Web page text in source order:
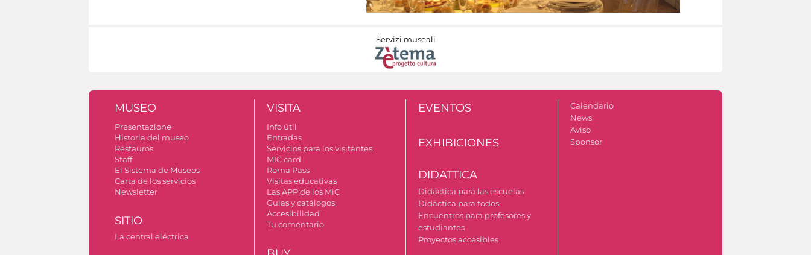
Servizi museali
MUSEO
Presentazione
Historia del museo
Restauros
Staff
El Sistema de Museos
Carta de los servicios
Newsletter
SITIO
La central eléctrica
VISITA
Info útil
Entradas
Servicios para los visitantes
MIC card
Roma Pass
Visitas educativas
Las APP de los MiC
Guias y catálogos
Accesibilidad
Tu comentario
EVENTOS
EXHIBICIONES
DIDATTICA
Didáctica para las escuelas
Didáctica para todos
Encuentros para profesores y
estudiantes
Proyectos accesibles
Calendario
News
Aviso
Sponsor